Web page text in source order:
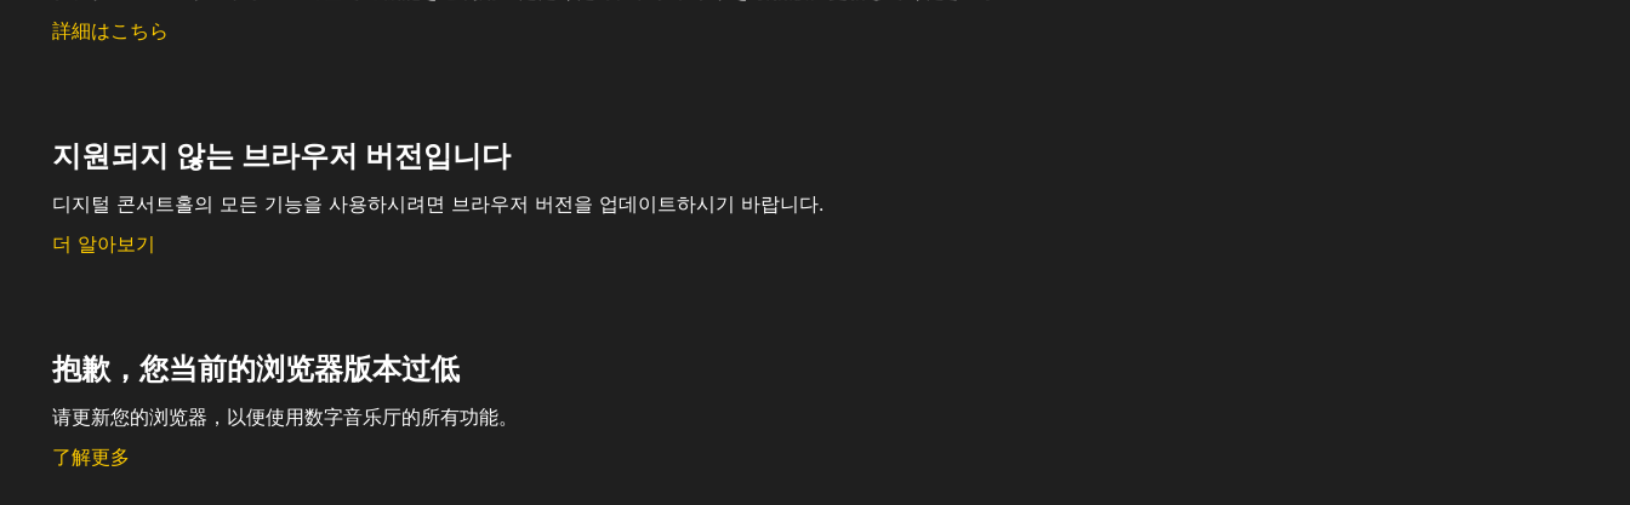
詳細はこちら
지원되지 않는 브라우저 버전입니다
디지털 콘서트홀의 모든 기능을 사용하시려면 브라우저 버전을 업데이트하시기 바랍니다.
더 알아보기
抱歉，您当前的浏览器版本过低
请更新您的浏览器，以便使用数字音乐厅的所有功能。
了解更多